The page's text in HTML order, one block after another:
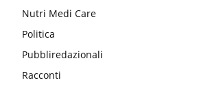
Nutri Medi Care
Politica
Pubbliredazionali
Racconti